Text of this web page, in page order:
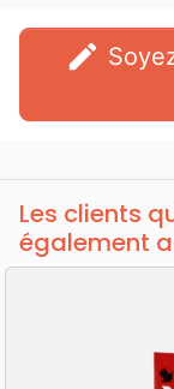
edit
Les clients
également